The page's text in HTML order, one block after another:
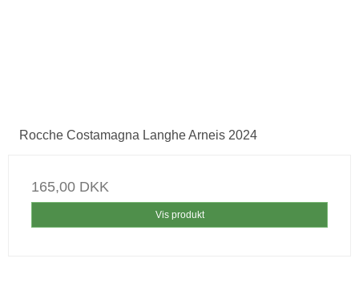
Rocche Costamagna Langhe Arneis 2024
165,00 DKK
Vis produkt